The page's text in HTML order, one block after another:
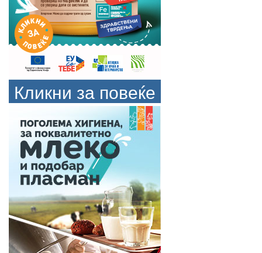
Кликни за повеќе